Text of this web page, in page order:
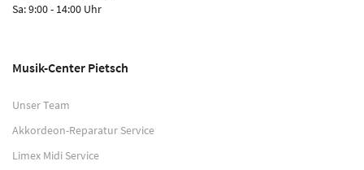
Sa: 9:00 - 14:00 Uhr
Musik-Center Pietsch
Unser Team
Akkordeon-Reparatur Service
Limex Midi Service